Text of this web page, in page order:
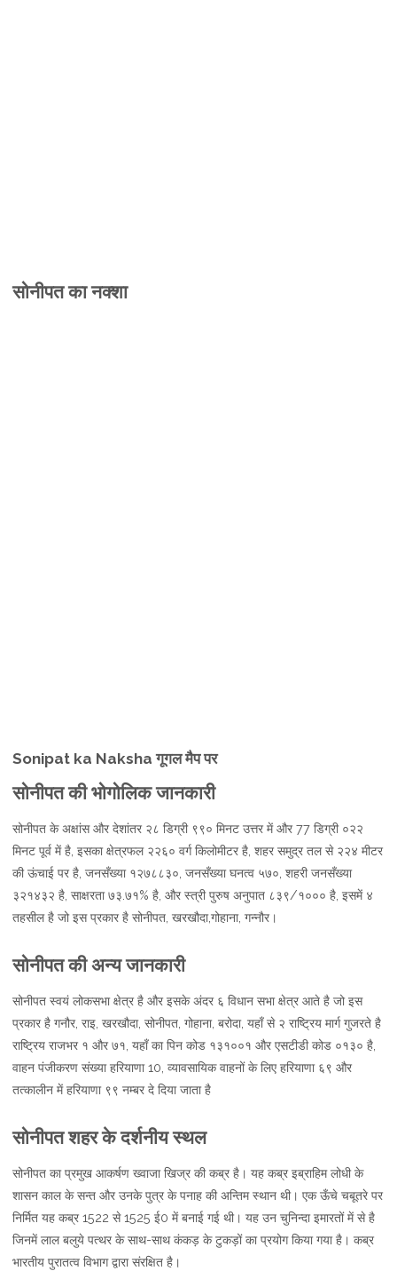
सोनीपत का नक्शा
Sonipat ka Naksha गूगल मैप पर
सोनीपत की भोगोलिक जानकारी
सोनीपत के अक्षांस और देशांतर २८ डिग्री ९९० मिनट उत्तर में और 77 डिग्री ०२२
मिनट पूर्व में है, इसका क्षेत्रफल २२६० वर्ग किलोमीटर है, शहर समुद्र तल से २२४ मीटर
की ऊंचाई पर है, जनसँख्या १२७८८३०, जनसँख्या घनत्व ५७०, शहरी जनसँख्या
३२१४३२ है, साक्षरता ७३.७१% है, और स्त्री पुरुष अनुपात ८३९/१००० है, इसमें ४
तहसील है जो इस प्रकार है सोनीपत, खरखौदा,गोहाना, गन्नौर।
सोनीपत की अन्य जानकारी
सोनीपत स्वयं लोकसभा क्षेत्र है और इसके अंदर ६ विधान सभा क्षेत्र आते है जो इस
प्रकार है गनौर, राइ, खरखौदा, सोनीपत, गोहाना, बरोदा, यहाँ से २ राष्ट्रिय मार्ग गुजरते है
राष्ट्रिय राजभर १ और ७१, यहाँ का पिन कोड १३१००१ और एसटीडी कोड ०१३० है,
वाहन पंजीकरण संख्या हरियाणा 10, व्यावसायिक वाहनों के लिए हरियाणा ६९ और
तत्कालीन में हरियाणा ९९ नम्बर दे दिया जाता है
सोनीपत शहर के दर्शनीय स्थल
सोनीपत का प्रमुख आकर्षण ख्वाजा खिज्र की कब्र है। यह कब्र इब्राहिम लोधी के
शासन काल के सन्त और उनके पुत्र के पनाह की अन्तिम स्थान थी। एक ऊँचे चबूतरे पर
निर्मित यह कब्र 1522 से 1525 ई0 में बनाई गई थी। यह उन चुनिन्दा इमारतों में से है
जिनमें लाल बलुये पत्थर के साथ-साथ कंकड़ के टुकड़ों का प्रयोग किया गया है। कब्र
भारतीय पुरातत्व विभाग द्वारा संरक्षित है।